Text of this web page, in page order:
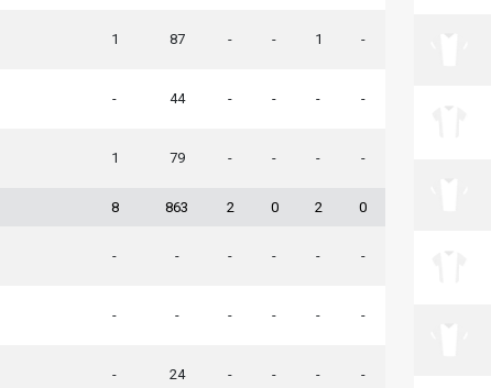
1 87 - - 1 -
- 44 - - - -
1 79 - - - -
8 863 2 0 2 0
- - - - - -
- - - - - -
- 24 - - - -